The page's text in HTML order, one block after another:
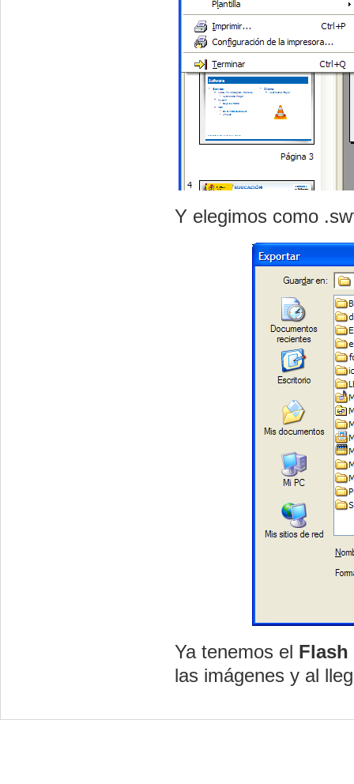
Y elegimos como
Ya tenemos el Flash
las imágenes y al